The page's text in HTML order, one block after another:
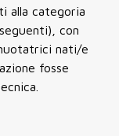
alla categoria
con
nati/e
fosse